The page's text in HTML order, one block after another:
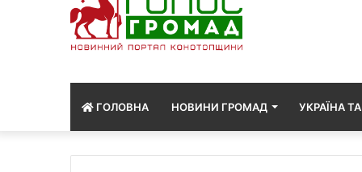
ГОЛОВНА НОВИНИ ГРОМАД УКРАЇНА